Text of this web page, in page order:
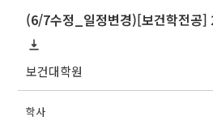
보건대학원
학사